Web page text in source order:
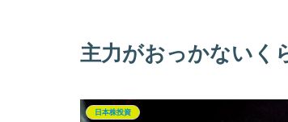
主力がおっかないく
日本株投資